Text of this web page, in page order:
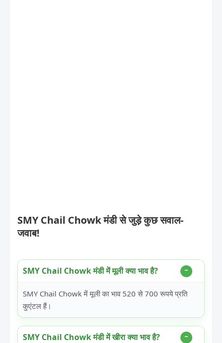
SMY Chail Chowk मंडी से जुड़े कुछ सवाल-
जवाब!
SMY Chail Chowk मंडी में मूली क्या भाव है?
SMY Chail Chowk में मूली का भाव 520 से 700 रूपये प्रति
कुएंटल हैं।
SMY Chail Chowk मंडी में खीरा क्या भाव है?